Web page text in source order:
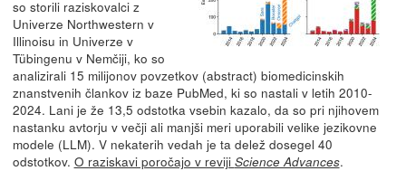
so storili raziskovalci z
Univerze Northwestern v
Illinoisu in Univerze v
Tübingenu v Nemčiji, ko so
analizirali 15 milijonov povzetkov (abstract) biomedicinskih
znanstvenih člankov iz baze PubMed, ki so nastali v letih 2010-
2024. Lani je že 13,5 odstotka vsebin kazalo, da so pri njihovem
nastanku avtorju v večji ali manjši meri uporabili velike jezikovne
modele (LLM). V nekaterih vedah je ta delež dosegel 40
odstotkov. O raziskavi poročajo v reviji Science Advances.